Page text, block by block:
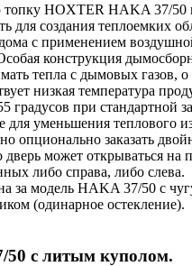
HOXTER HAKA 37/50
для создания теплоемких
с применением
конструкция
тепла с дымовых газов, о
низкая температура
градусов при стандартной
для уменьшения теплового
опционально заказать
дверь может открываться на
либо справа, либо слева.
за модель HAKA 37/50 с
(одинарное остекление).
50 с литым куполом.